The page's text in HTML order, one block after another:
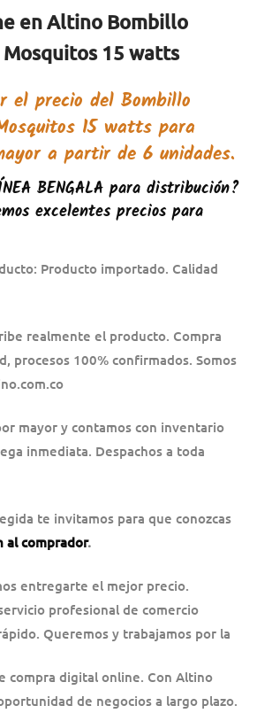
en Altino Bombillo
15 watts
el precio del Bombillo
15 watts para
a partir de 6 unidades.
BENGALA para distribución?
excelentes precios para
Producto importado. Calidad
realmente el producto. Compra
procesos 100% confirmados. Somos
mayor y contamos con inventario
inmediata. Despachos a toda
te invitamos para que conozcas
al comprador.
entregarte el mejor precio.
profesional de comercio
Queremos y trabajamos por la
compra digital online. Con Altino
de negocios a largo plazo.